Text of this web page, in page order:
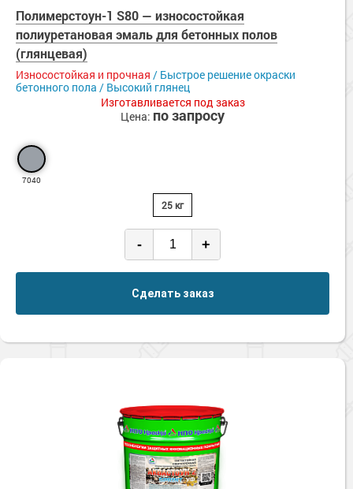
Полимерстоун-1 S80 — износостойкая
полиуретановая эмаль для бетонных полов
(глянцевая)
Износостойкая и прочная / Быстрое решение окраски
бетонного пола / Высокий глянец
Изготавливается под заказ
Цена: по запросу
7040
25 кг
- +
Сделать заказ